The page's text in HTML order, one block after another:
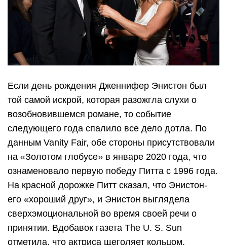
Если день рождения Дженнифер Энистон был
той самой искрой, которая разожгла слухи о
возобновившемся романе, то событие
следующего года спалило все дело дотла. По
данным Vanity Fair, обе стороны присутствовали
на «Золотом глобусе» в январе 2020 года, что
ознаменовало первую победу Питта с 1996 года.
На красной дорожке Питт сказал, что Энистон-
его «хороший друг», и Энистон выглядела
сверхэмоциональной во время своей речи о
принятии. Вдобавок газета The U. S. Sun
отметила, что актриса щеголяет кольцом,